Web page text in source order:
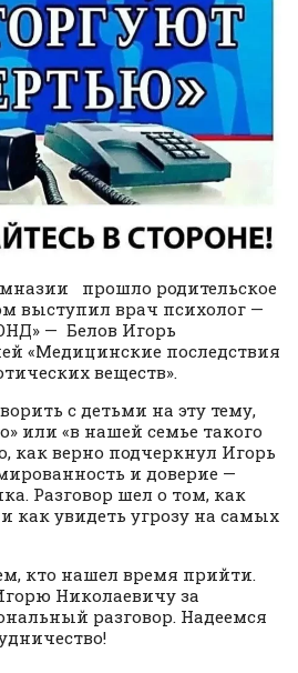
прошло родительское
выступил врач психолог —
— Белов Игорь
«Медицинские последствия
веществ».
с детьми на эту тему,
или «в нашей семье такого
как верно подчеркнул Игорь
и доверие —
Разговор шел о том, как
как увидеть угрозу на самых
кто нашел время прийти.
Николаевичу за
разговор. Надеемся